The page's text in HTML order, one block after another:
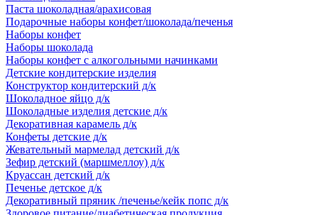
Паста шоколадная/арахисовая
Подарочные наборы конфет/шоколада/печенья
Наборы конфет
Наборы шоколада
Наборы конфет с алкогольными начинками
Детские кондитерские изделия
Конструктор кондитерский д/к
Шоколадное яйцо д/к
Шоколадные изделия детские д/к
Декоративная карамель д/к
Конфеты детские д/к
Жевательный мармелад детский д/к
Зефир детский (маршмеллоу) д/к
Круассан детский д/к
Печенье детское д/к
Декоративный пряник /печенье/кейк попс д/к